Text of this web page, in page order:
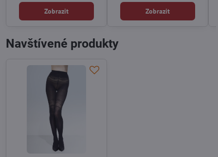
Zobrazit Zobrazit
Navštívené produkty